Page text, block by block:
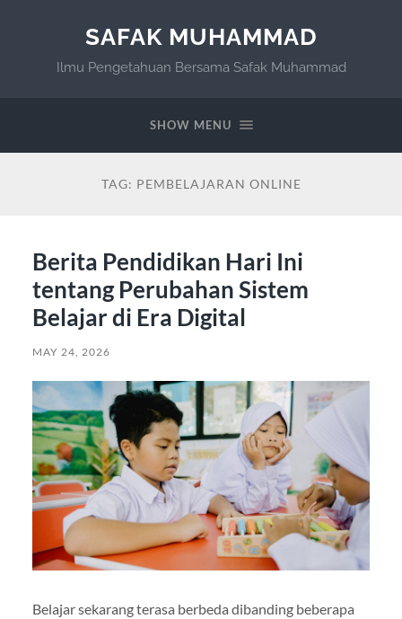
SAFAK MUHAMMAD
Ilmu Pengetahuan Bersama Safak Muhammad
SHOW MENU
TAG: PEMBELAJARAN ONLINE
Berita Pendidikan Hari Ini
tentang Perubahan Sistem
Belajar di Era Digital
MAY 24, 2026
Belajar sekarang terasa berbeda dibanding beberapa